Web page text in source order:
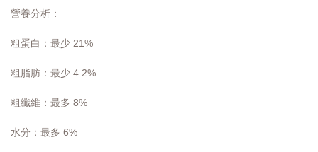
營養分析：
粗蛋白：最少 21%
粗脂肪：最少 4.2%
粗纖維：最多 8%
水分：最多 6%